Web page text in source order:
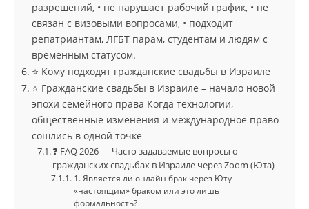
разрешений, • не нарушает рабочий график, • не
связан с визовыми вопросами, • подходит
репатриантам, ЛГБТ парам, студентам и людям с
временным статусом.
⭐ Кому подходят гражданские свадьбы в Израиле
⭐ Гражданские свадьбы в Израиле – начало новой
эпохи семейного права Когда технологии,
общественные изменения и международное право
сошлись в одной точке
❓ FAQ 2026 — Часто задаваемые вопросы о
гражданских свадьбах в Израиле через Zoom (Юта)
1. Является ли онлайн брак через Юту
«настоящим» браком или это лишь
формальность?